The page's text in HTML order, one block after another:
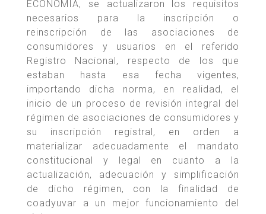
ECONOMÍA, se actualizaron los requisitos
necesarios para la inscripción o
reinscripción de las asociaciones de
consumidores y usuarios en el referido
Registro Nacional, respecto de los que
estaban hasta esa fecha vigentes,
importando dicha norma, en realidad, el
inicio de un proceso de revisión integral del
régimen de asociaciones de consumidores y
su inscripción registral, en orden a
materializar adecuadamente el mandato
constitucional y legal en cuanto a la
actualización, adecuación y simplificación
de dicho régimen, con la finalidad de
coadyuvar a un mejor funcionamiento del